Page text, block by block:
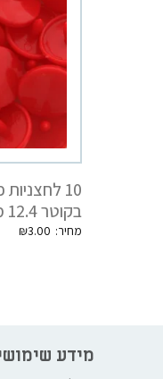
10
בקוטר 12.4 מילימטר
₪3.00
מידע